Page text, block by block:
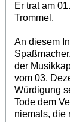
Er trat am
Trommel.
An diesem
der
vom 03.
Würdigung
Tode dem
niemals, die